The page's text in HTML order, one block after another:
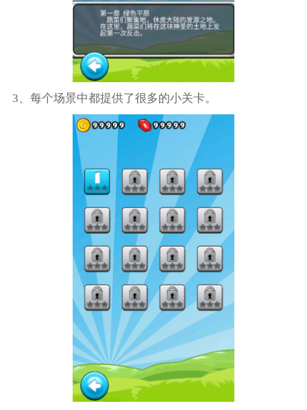
3、每个场景中都提供了很多的小关卡。